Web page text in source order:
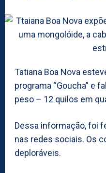
Tatiana Boa Nova
programa “Goucha” e
peso – 12 quilos em
Dessa informação, foi
nas redes sociais. Os
deploráveis.